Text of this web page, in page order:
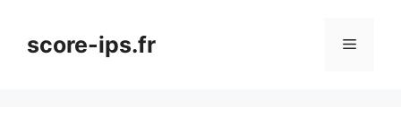
contenuscore-ips.fr Menu